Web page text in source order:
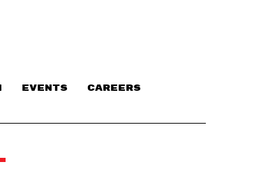
EVENTS CAREERS